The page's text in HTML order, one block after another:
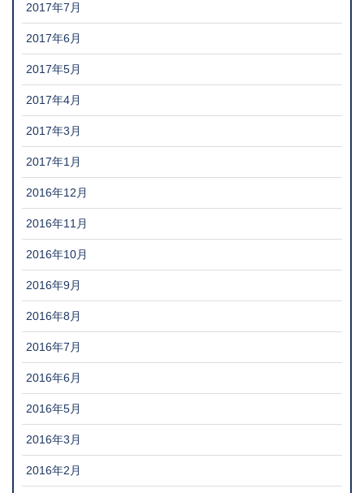
2017年7月
2017年6月
2017年5月
2017年4月
2017年3月
2017年1月
2016年12月
2016年11月
2016年10月
2016年9月
2016年8月
2016年7月
2016年6月
2016年5月
2016年3月
2016年2月